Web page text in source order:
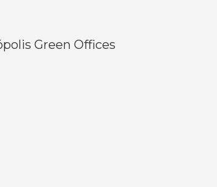
Green Offices